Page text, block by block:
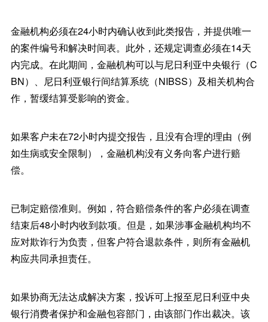
金融机构必须在24小时内确认收到此类报告，并提供唯一
的案件编号和解决时间表。此外，还规定调查必须在14天
内完成。在此期间，金融机构可以与尼日利亚中央银行（C
BN）、尼日利亚银行间结算系统（NIBSS）及相关机构合
作，暂缓结算受影响的资金。
如果客户未在72小时内提交报告，且没有合理的理由（例
如生病或安全限制），金融机构没有义务向客户进行赔
偿。
已制定赔偿准则。例如，符合赔偿条件的客户必须在调查
结束后48小时内收到款项。但是，如果涉事金融机构均不
应对欺诈行为负责，但客户符合退款条件，则所有金融机
构应共同承担责任。
如果协商无法达成解决方案，投诉可上报至尼日利亚中央
银行消费者保护和金融包容部门，由该部门作出裁决。该